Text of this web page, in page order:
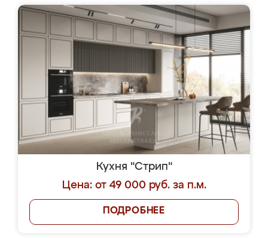
Кухня "Стрип"
Цена: от 49 000 руб. за п.м.
ПОДРОБНЕЕ